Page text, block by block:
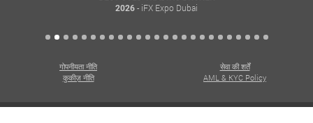
2026 - iFX Expo Dubai
गोपनीयता नीति
सेवा की शर्तें
कुकीज़ नीति
AML & KYC Policy